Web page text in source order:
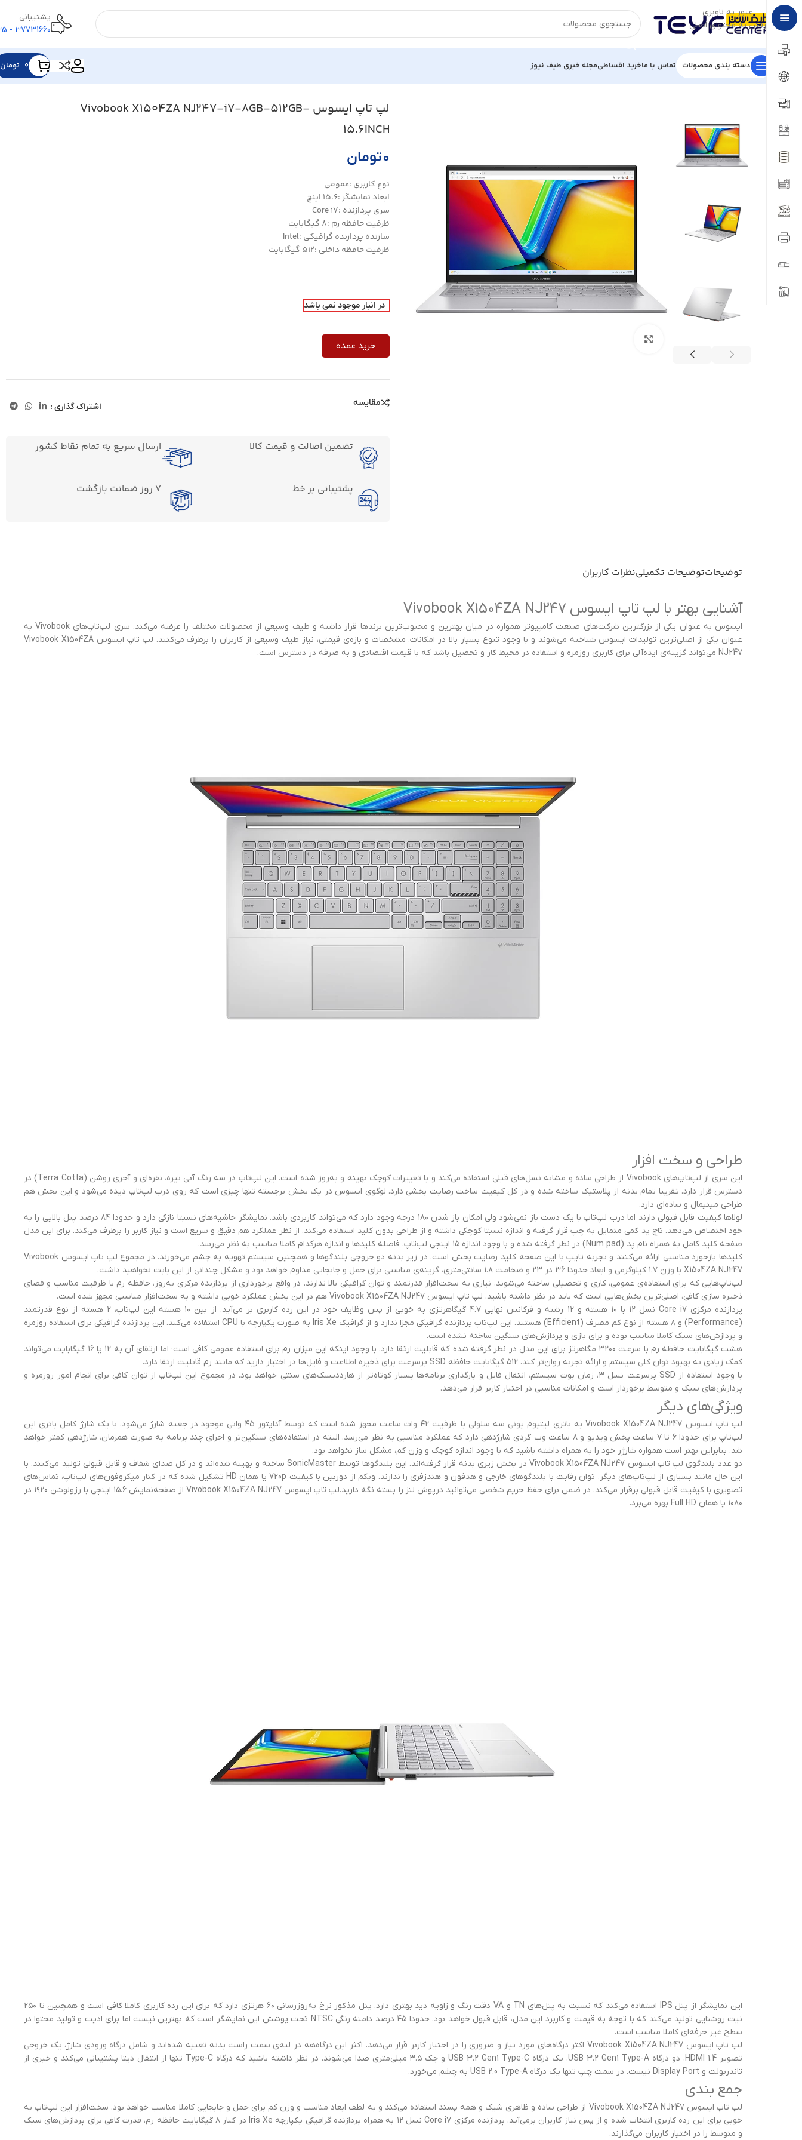
عبور به ناوبری
رفتن به محتوای اصلی
پشتیبانی
37731660 - 025
دسته بندی محصولات تماس با ماخرید اقساطیمجله خبری طیف نیوز ۰ تومان
خانه/کامپیوتر و لپ تاپ
لپ تاپ ایسوس Vivobook X1504ZA NJ247-i7-8GB-512GB-
15.6INCH
۰تومان
نوع کاربری :عمومی
ابعاد نمایشگر :15.6 اینچ
سری پردازنده :Core i7
ظرفیت حافظه رم :8 گیگابایت
سازنده پردازنده گرافیکی :Intel
ظرفیت حافظه داخلی :512 گیگابایت
در انبار موجود نمی باشد
خرید عمده
مقایسه اشتراک گذاری :
تضمین اصالت و قیمت کالا ارسال سریع به تمام نقاط کشور
پشتیبانی بر خط 7 روز ضمانت بازگشت
توضیحاتتوضیحات تکمیلینظرات کاربران
آشنایی بهتر با لپ تاپ ایسوس Vivobook X1504ZA NJ247
ایسوس به عنوان یکی از بزرگترین شرکت‌های صنعت کامپیوتر همواره در میان بهترین و محبوب‌ترین برندها قرار داشته و طیف وسیعی از محصولات مختلف را عرضه می‌کند. سری لپ‌تاپ‌های Vivobook به
عنوان یکی از اصلی‌ترین تولیدات ایسوس شناخته می‌شوند و با وجود تنوع بسیار بالا در امکانات، مشخصات و بازه‌ی قیمتی، نیاز طیف وسیعی از کاربران را برطرف می‌کنند. لپ تاپ ایسوس Vivobook X1504ZA
NJ247 می‌تواند گزینه‌ی ایده‌آلی برای کاربری روزمره و استفاده در محیط کار و تحصیل باشد که با قیمت اقتصادی و به صرفه در دسترس است.
طراحی و سخت افزار
این سری از لپ‌تاپ‌های Vivobook از طراحی ساده و مشابه نسل‌های قبلی استفاده می‌کند و با تغییرات کوچک بهینه‌ و به‌روز شده است. این لپ‌تاپ در سه رنگ آبی تیره، نقره‌ای و آجری روشن (Terra Cotta) در
دسترس قرار دارد. تقریبا تمام بدنه از پلاستیک ساخته شده و در کل کیفیت ساخت رضایت بخشی دارد. لوگوی ایسوس در یک بخش برجسته تنها چیزی است که روی درب لپ‌تاپ دیده می‌شود و این بخش هم
طراحی مینیمال و ساده‌ای دارد.
لولاها کیفیت قابل قبولی دارند اما درب لپ‌تاپ با یک دست باز نمی‌شود ولی امکان باز شدن ۱۸۰ درجه وجود دارد که می‌تواند کاربردی باشد. نمایشگر حاشیه‌های نسبتا نازکی دارد و حدودا ۸۴ درصد پنل بالایی را به
خود اختصاص می‌دهد. تاچ پد کمی متمایل به چپ قرار گرفته و اندازه نسبتا کوچکی داشته و از طراحی بدون کلید استفاده می‌کند. از نظر عملکرد هم دقیق و سریع است‌ و نیاز کاربر را برطرف می‌کند. برای این مدل
صفحه کلید کامل به همراه نام پد (Num pad) در نظر گرفته شده و با وجود اندازه ۱۵ اینچی لپ‌تاپ، فاصله کلیدها و اندازه هرکدام کاملا مناسب به نظر می‌رسد.
کلیدها بازخورد مناسبی ارائه می‌کنند و تجربه تایپ با این صفحه کلید رضایت بخش است. در زیر بدنه دو خروجی بلندگوها و همچنین سیستم تهویه به چشم می‌خورند. در مجموع لپ تاپ ایسوس Vivobook
X1504ZA NJ247 با وزن ۱.۷ کیلوگرمی و ابعاد حدودا ۳۶ در ۲۳ و ضخامت ۱.۸ سانتی‌متری، گزینه‌ی مناسبی برای حمل و جابجایی مداوم خواهد بود و مشکل چندانی از این بابت نخواهید داشت.
لپ‌تاپ‌هایی که برای استفاده‌ی عمومی، کاری و تحصیلی ساخته می‌شوند، نیازی به سخت‌افزار قدرتمند و توان گرافیکی بالا ندارند. در واقع برخورداری از پردازنده مرکزی به‌روز، حافظه رم با ظرفیت مناسب و فضای
ذخیره سازی کافی، اصلی‌ترین بخش‌هایی است که باید در نظر داشته باشید. لپ تاپ ایسوس Vivobook X1504ZA NJ247 هم در این بخش عملکرد خوبی داشته و به سخت‌افزار مناسبی مجهز شده است.
پردازنده مرکزی Core i7 نسل ۱۲ با ۱۰ هسته و ۱۲ رشته و فرکانس نهایی ۴.۷ گیگاهرتزی به خوبی از پس وظایف خود در این رده کاربری بر می‌آید. از بین ۱۰ هسته این لپ‌تاپ، ۲ هسته از نوع قدرتمند
(Performance) و ۸ هسته از نوع کم مصرف (Efficient) هستند. این لپ‌تاپ پردازنده گرافیکی مجزا ندارد و از گرافیک Iris Xe به صورت یکپارچه با CPU استفاده می‌کند. این پردازنده گرافیکی برای استفاده روزمره
و پردازش‌های سبک کاملا مناسب بوده و برای بازی و پردازش‌های سنگین ساخته نشده است.
هشت گیگابایت حافظه رم با سرعت ۳۲۰۰ مگاهرتز برای این مدل در نظر گرفته شده که قابلیت ارتقا دارد. با وجود اینکه این میزان رم برای استفاده عمومی کافی است؛ اما ارتقای آن به ۱۲ یا ۱۶ گیگابایت می‌تواند
کمک زیادی به بهبود توان کلی سیستم و ارائه تجربه روان‌تر کند. ۵۱۲ گیگابایت حافظه SSD پرسرعت برای ذخیره اطلاعت و فایل‌ها در اختیار دارید که مانند رم قابلیت ارتقا دارد.
با وجود استفاده از SSD پرسرعت نسل ۳، زمان بوت سیستم، انتقال فایل و بارگذاری برنامه‌ها بسیار کوتاه‌تر از هارددیسک‌های سنتی خواهد بود. در مجموع این لپ‌تاپ از توان کافی برای انجام امور روزمره و
پردازش‌های سبک و متوسط برخوردار است و امکانات مناسبی در اختیار کاربر قرار می‌دهد.
ویژگی‌های دیگر
لپ تاپ ایسوس Vivobook X1504ZA NJ247 به باتری لیتیوم یونی سه سلولی با ظرفیت ۴۲ وات ساعت مجهز شده است که توسط آداپتور ۴۵ واتی موجود در جعبه شارژ می‌شود. با یک شارژ کامل باتری این
لپ‌تاپ برای حدودا ۶ تا ۷ ساعت پخش ویدیو و ۸ ساعت وب گردی شارژدهی دارد که عملکرد مناسبی به نظر می‌رسد. البته در استفاده‌های سنگین‌تر و اجرای چند برنامه به صورت همزمان، شارژدهی کمتر خواهد
شد. بنابراین بهتر است همواره شارژر خود را به همراه داشته باشید که با وجود اندازه کوچک و وزن کم، مشکل ساز نخواهد بود.
دو عدد بلندگوی لپ تاپ ایسوس Vivobook X1504ZA NJ247 در بخش زیری بدنه قرار گرفته‌اند. این بلندگوها توسط SonicMaster ساخته و بهینه شده‌اند و در کل صدای شفاف و قابل قبولی تولید می‌کنند. با
این حال مانند بسیاری از لپ‌تاپ‌های دیگر، توان رقابت با بلندگوهای خارجی و هدفون و هندزفری را ندارند. وبکم از دوربین با کیفیت 720p یا همان HD تشکیل شده که در کنار میکروفون‌های لپ‌تاپ، تماس‌های
تصویری با کیفیت قابل قبولی برقرار می‌کند. در ضمن برای حفظ حریم شخصی می‌توانید درپوش لنز را بسته نگه دارید.لپ تاپ ایسوس Vivobook X1504ZA NJ247 از صفحه‌نمایش ۱۵.۶ اینچی با رزولوشن ۱۹۲۰ در
۱۰۸۰ یا همان Full HD بهره می‌برد.
این نمایشگر از پنل IPS استفاده می‌کند که نسبت به پنل‌های TN و VA دقت رنگ و زاویه دید بهتری دارد. پنل مذکور نرخ به‌روزرسانی ۶۰ هرتزی دارد که برای این رده کاربری کاملا کافی است و همچنین تا ۲۵۰
نیت روشنایی تولید می‌کند که با توجه به قیمت و کاربرد این مدل، قابل قبول خواهد بود. حدودا ۴۵ درصد دامنه رنگی NTSC تحت پوشش این نمایشگر است که بهترین نیست اما برای ادیت و تولید محتوا در
سطح غیر حرفه‌ای کاملا مناسب است.
لپ تاپ ایسوس Vivobook X1504ZA NJ247 اکثر درگاه‌های مورد نیاز و ضروری را در اختیار کاربر قرار می‌دهد. اکثر این درگاه‌هه در لبه‌ی سمت راست بدنه تعبیه شده‌اند و شامل درگاه ورودی شارژ، یک خروجی
تصویر HDMI 1.4، دو درگاه USB 3.2 Gen1 Type-A، یک درگاه USB 3.2 Gen1 Type-C و جک ۳.۵ میلی‌متری صدا می‌شوند. در نظر داشته باشید که درگاه Type-C تنها از انتقال دیتا پشتیبانی می‌کند و خبری از
تاندربولت و Display Port نیست. در سمت چپ تنها یک درگاه USB 2.0 Type-A به چشم می‌خورد.
جمع بندی
لپ تاپ ایسوس Vivobook X1504ZA NJ247 از طراحی ساده و ظاهری شیک و همه پسند استفاده می‌کند و به لطف ابعاد مناسب و وزن کم برای حمل و جابجایی کاملا مناسب خواهد بود‌. سخت‌افزار این لپ‌تاپ به
خوبی برای این رده کاربری انتخاب شده و از پس نیاز کاربران برمی‌آید. پردازنده مرکزی Core i7 نسل ۱۲ به همراه پردازنده گرافیکی یکپارچه Iris Xe در کنار ۸ گیگابایت حافظه رم، قدرت کافی برای پردازش‌های سبک
و متوسط را در اختیار کاربران می‌گذارند.